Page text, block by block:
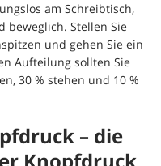
am Schreibtisch,
beweglich. Stellen Sie
und gehen Sie ein
Aufteilung sollten Sie
30 % stehen und 10 %
– die